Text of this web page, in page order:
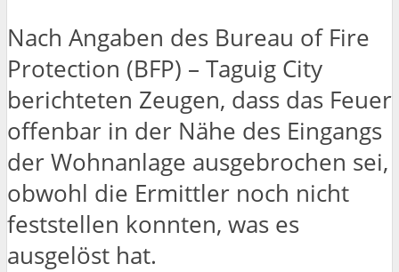
Nach Angaben des Bureau of Fire
Protection (BFP) – Taguig City
berichteten Zeugen, dass das Feuer
offenbar in der Nähe des Eingangs
der Wohnanlage ausgebrochen sei,
obwohl die Ermittler noch nicht
feststellen konnten, was es
ausgelöst hat.